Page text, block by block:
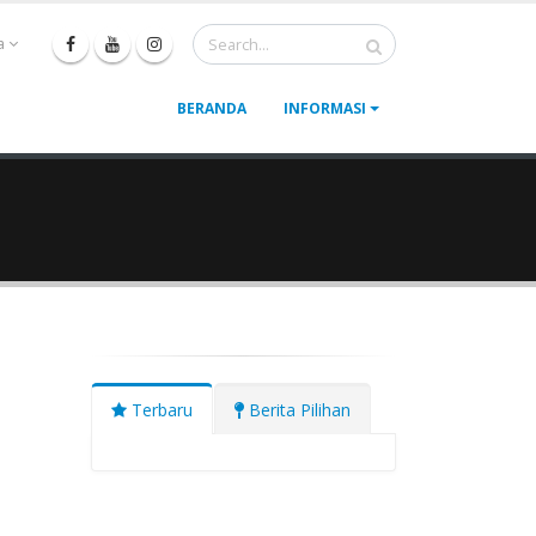
BERANDA INFORMASI
Terbaru Berita Pilihan